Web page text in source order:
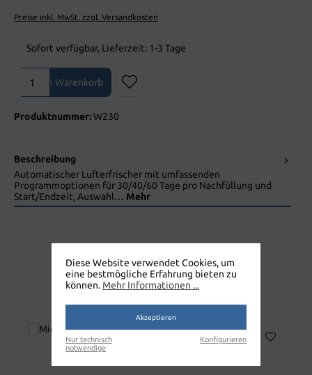
Preise inkl. MwSt. zzgl. Versandkosten
Sofort verfügbar, Lieferzeit: 1-3 Tage
Produkt Anzahl: Gib den gewünschten Wert ein oder benutze die
In den Warenkorb
Produktnummer:W230
Beschreibung
Automatischer Lufterfrischer mit umfassenden
Programmoptionen für 30/40/60 Tage pro Nachfüllung und
Start/Endzeit, Auswahl… Mehr
MICRO AROMA MVP
LUFTERFRISCHER
Diese Website verwendet Cookies, um
eine bestmögliche Erfahrung bieten zu
können. Mehr Informationen ...
Akzeptieren
Nur technisch
notwendige
Konfigurieren